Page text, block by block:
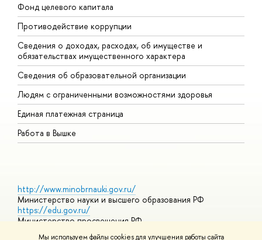
Мы используем файлы cookies для улучшения работы сайта
Фонд целевого капитала
Противодействие коррупции
Сведения о доходах, расходах, об имуществе и
обязательствах имущественного характера
Сведения об образовательной организации
Людям с ограниченными возможностями здоровья
Единая платежная страница
Работа в Вышке
http://www.minobrnauki.gov.ru/
Министерство науки и высшего образования РФ
https://edu.gov.ru/
Министерство просвещения РФ